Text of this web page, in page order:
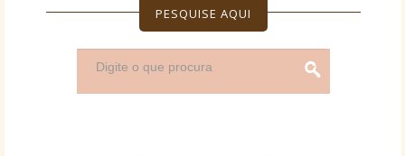
PESQUISE AQUI